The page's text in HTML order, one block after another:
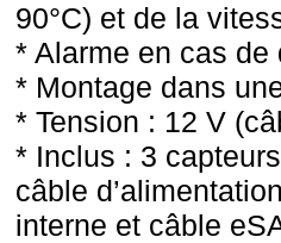
90°C) et de la
* Alarme en cas de
* Montage dans
* Tension : 12 V
* Inclus : 3
câble
interne et câble